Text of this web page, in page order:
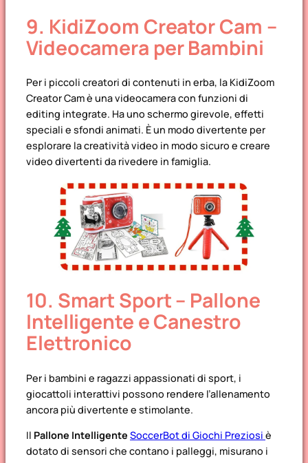
9. KidiZoom Creator Cam –
Videocamera per Bambini
Per i piccoli creatori di contenuti in erba, la KidiZoom
Creator Cam è una videocamera con funzioni di
editing integrate. Ha uno schermo girevole, effetti
speciali e sfondi animati. È un modo divertente per
esplorare la creatività video in modo sicuro e creare
video divertenti da rivedere in famiglia.
10. Smart Sport – Pallone
Intelligente e Canestro
Elettronico
Per i bambini e ragazzi appassionati di sport, i
giocattoli interattivi possono rendere l’allenamento
ancora più divertente e stimolante.
Il Pallone Intelligente SoccerBot di Giochi Preziosi è
dotato di sensori che contano i palleggi, misurano i